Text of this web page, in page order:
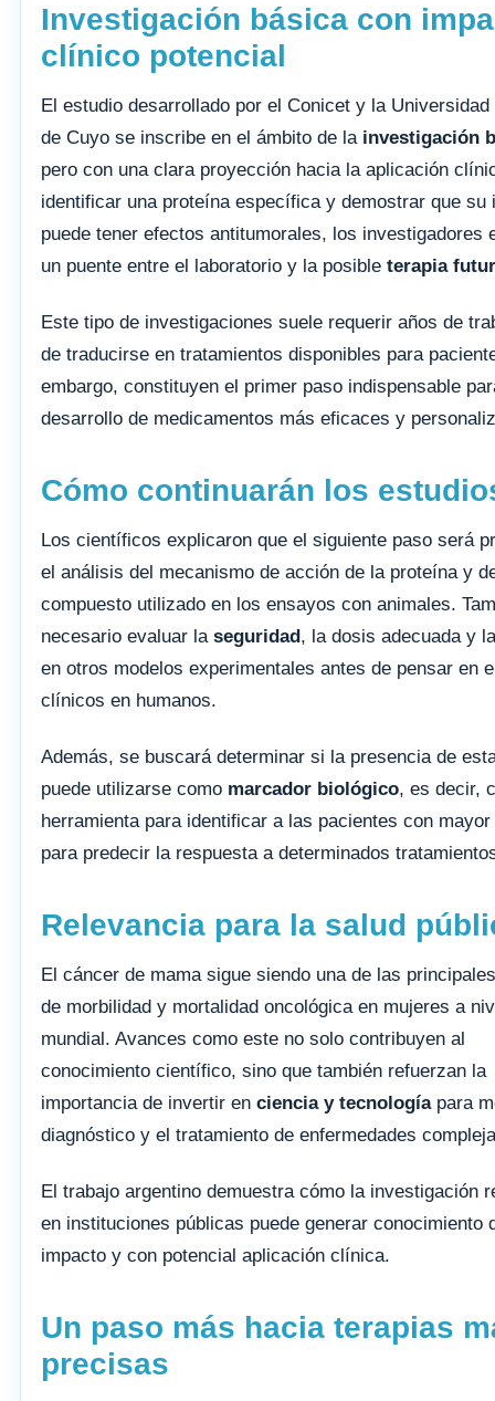
Investigación básica con
clínico potencial
El estudio desarrollado por el Conicet y la Universidad
de Cuyo se inscribe en el ámbito de la investigación
pero con una clara proyección hacia la aplicación
identificar una proteína específica y demostrar que su
puede tener efectos antitumorales, los investigadores
un puente entre el laboratorio y la posible terapia
Este tipo de investigaciones suele requerir años de
de traducirse en tratamientos disponibles para
embargo, constituyen el primer paso indispensable
desarrollo de medicamentos más eficaces y
Cómo continuarán los
Los científicos explicaron que el siguiente paso será
el análisis del mecanismo de acción de la proteína y
compuesto utilizado en los ensayos con animales.
necesario evaluar la seguridad, la dosis adecuada y
en otros modelos experimentales antes de pensar en
clínicos en humanos.
Además, se buscará determinar si la presencia de
puede utilizarse como marcador biológico, es decir,
herramienta para identificar a las pacientes con
para predecir la respuesta a determinados
Relevancia para la salud
El cáncer de mama sigue siendo una de las
de morbilidad y mortalidad oncológica en mujeres a
mundial. Avances como este no solo contribuyen al
conocimiento científico, sino que también refuerzan la
importancia de invertir en ciencia y tecnologíapara
diagnóstico y el tratamiento de enfermedades
El trabajo argentino demuestra cómo la investigación
en instituciones públicas puede generar conocimiento
impacto y con potencial aplicación clínica.
Un paso más hacia terapias
precisas